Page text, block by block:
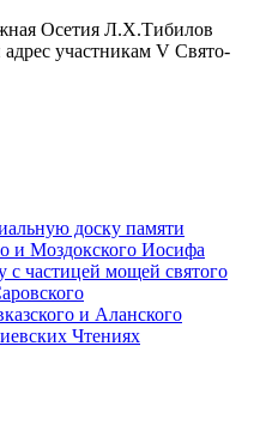
Осетия Л.Х.Тибилов
участникам V Свято-
доску памяти
и Моздокского Иосифа
частицей мощей святого
и Аланского
Чтениях